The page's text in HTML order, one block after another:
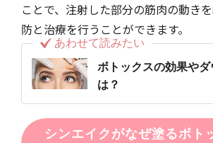
ことで、注射した部分の筋肉の動き
防と治療を行うことができます。
あわせて読みたい
ボトックスの効果やダ
は？
シンエイクがなぜ塗るボト